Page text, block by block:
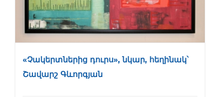
«Չակերտներից դուրս», նկար, հեղինակ՝
Շավարշ Գևորգյան